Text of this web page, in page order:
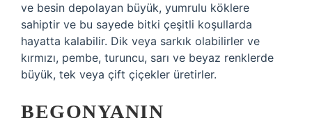
ve besin depolayan büyük, yumrulu köklere
sahiptir ve bu sayede bitki çeşitli koşullarda
hayatta kalabilir. Dik veya sarkık olabilirler ve
kırmızı, pembe, turuncu, sarı ve beyaz renklerde
büyük, tek veya çift çiçekler üretirler.
BEGONYANIN